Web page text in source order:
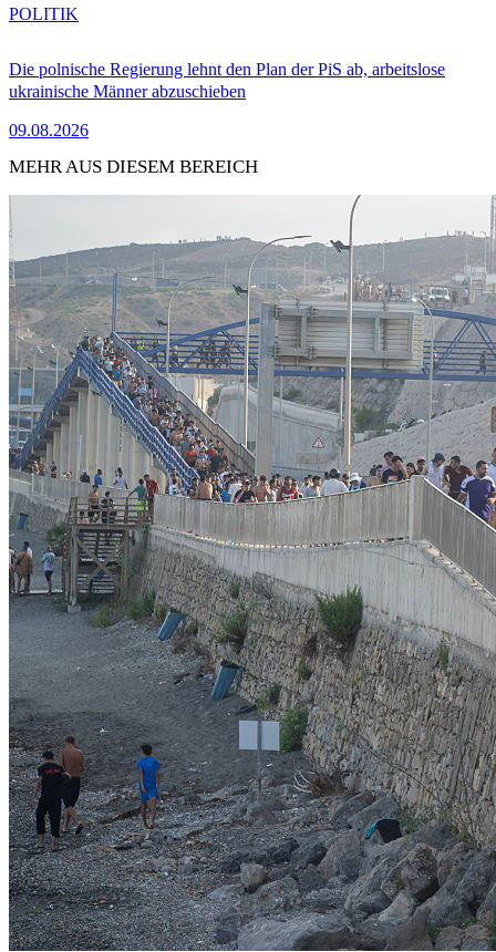
Die polnische Regierung lehnt den Plan der PiS ab, arbeitslose
ukrainische Männer abzuschieben
09.08.2026
POLITIK
MEHR AUS DIESEM BEREICH